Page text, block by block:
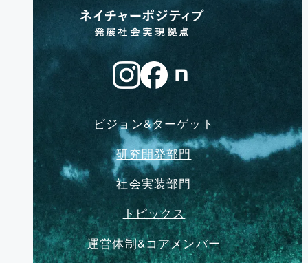
ビジョン&ターゲット
研究開発部門
社会実装部門
トピックス
運営体制&コアメンバー